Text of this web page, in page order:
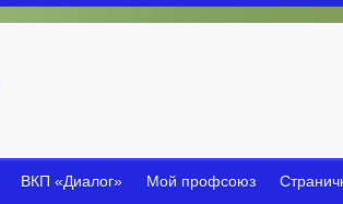
ВКП «Диалог» Мой профсоюз